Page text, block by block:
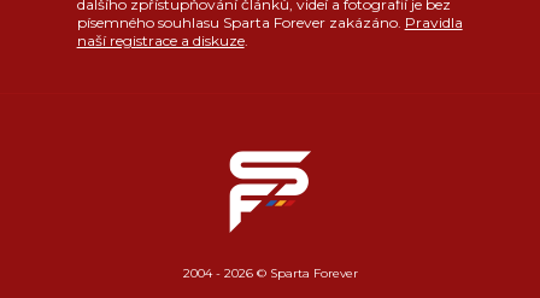
dalšího zpřístupňování článků, videí a fotografií je bez
písemného souhlasu Sparta Forever zakázáno. Pravidla
naší registrace a diskuze.
2004 - 2026 © Sparta Forever